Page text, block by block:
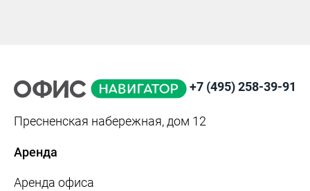
+7 (495) 258-39-91
Пресненская набережная, дом 12
Аренда
Аренда офиса